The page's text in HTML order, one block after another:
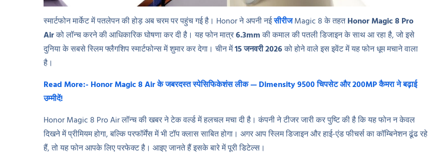
स्मार्टफोन मार्केट में पतलेपन की होड़ अब चरम पर पहुंच गई है। Honor ने अपनी नईसीरीजMagic 8 के तहतHonor Magic 8 Pro
Airको लॉन्च करने की आधिकारिक घोषणा कर दी है। यह फोन मात्र6.3mmकी कमाल की पतली डिजाइन के साथ आ रहा है, जो इसे
दुनिया के सबसे स्लिम फ्लैगशिप स्मार्टफोन्स में शुमार कर देगा। चीन में15 जनवरी 2026को होने वाले इस इवेंट में यह फोन धूम मचाने वाला
है।
Read More:- Honor Magic 8 Air के जबरदस्त स्पेसिफिकेशंस लीक — Dimensity 9500 चिपसेट और 200MP कैमरा ने बढ़ाई
उम्मीदें!
Honor Magic 8 Pro Air लॉन्च की खबर ने टेक वर्ल्ड में हलचल मचा दी है। कंपनी ने टीजर जारी कर पुष्टि की है कि यह फोन न केवल
दिखने में प्रीमियम होगा, बल्कि परफॉर्मेंस में भी टॉप क्लास साबित होगा। अगर आप स्लिम डिजाइन और हाई-एंड फीचर्स का कॉम्बिनेशन ढूंढ रहे
हैं, तो यह फोन आपके लिए परफेक्ट है। आइए जानते हैं इसके बारे में पूरी डिटेल्स।